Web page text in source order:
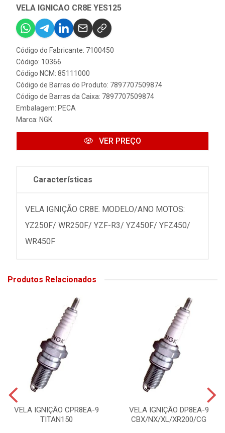
VELA IGNICAO CR8E YES125
Código do Fabricante: 7100450
Código: 10366
Código NCM: 85111000
Código de Barras do Produto: 7897707509874
Código de Barras da Caixa: 7897707509874
Embalagem: PECA
Marca: NGK
VER PREÇO
Características
VELA IGNIÇÃO CR8E. MODELO/ANO MOTOS:
YZ250F/ WR250F/ YZF-R3/ YZ450F/ YFZ450/
WR450F
Produtos Relacionados
VELA IGNIÇÃO CPR8EA-9
TITAN150
VELA IGNIÇÃO DP8EA-9
CBX/NX/XL/XR200/CG